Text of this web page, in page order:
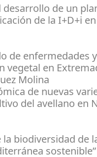
desarrollo de un
de la I+D+i
de enfermedades
vegetal en
Molina
de nuevas
del avellano en
la biodiversidad de
sostenible”